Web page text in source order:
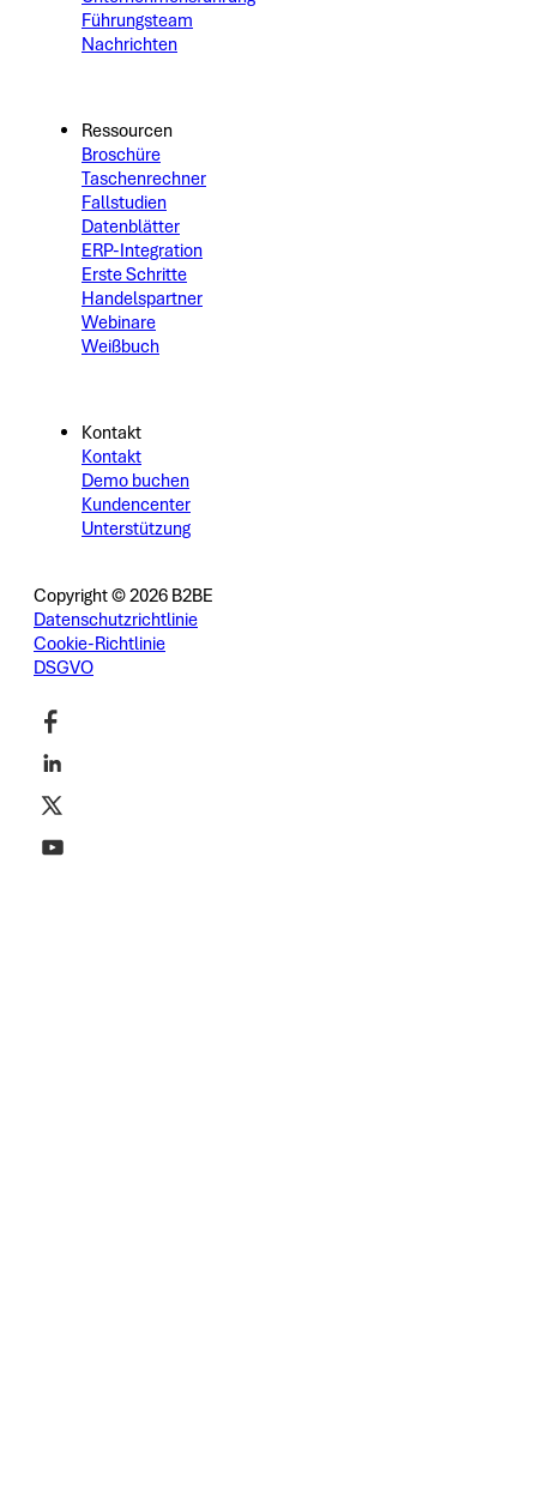
Führungsteam
Nachrichten
Ressourcen
Broschüre
Taschenrechner
Fallstudien
Datenblätter
ERP-Integration
Erste Schritte
Handelspartner
Webinare
Weißbuch
Kontakt
Kontakt
Demo buchen
Kundencenter
Unterstützung
Copyright © 2026 B2BE
Datenschutzrichtlinie
Cookie-Richtlinie
DSGVO